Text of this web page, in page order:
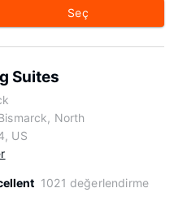
Seç
Suites
North
US
1021 değerlendirme